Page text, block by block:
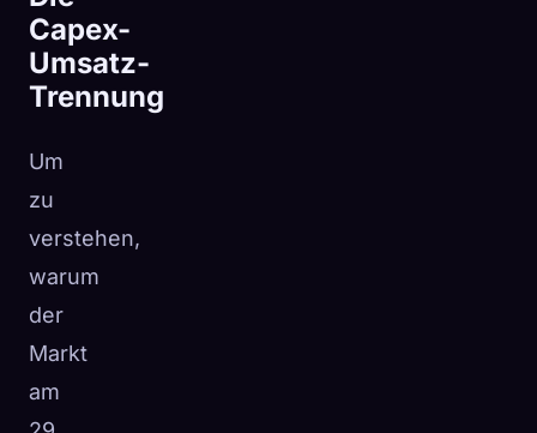
Capex-
Umsatz-
Trennung
Um
zu
verstehen,
warum
der
Markt
am